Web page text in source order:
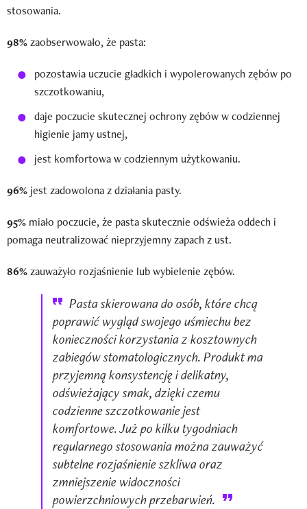
stosowania.
98%zaobserwowało, że pasta:
pozostawia uczucie gładkich i wypolerowanych zębów po
szczotkowaniu,
daje poczucie skutecznej ochrony zębów w codziennej
higienie jamy ustnej,
jest komfortowa w codziennym użytkowaniu.
96% jest zadowolona z działania pasty.
95% miało poczucie, że pasta skutecznie odświeża oddech i
pomaga neutralizować nieprzyjemny zapach z ust.
86%zauważyło rozjaśnienie lub wybielenie zębów.
Pasta skierowana do osób, które chcą
poprawić wygląd swojego uśmiechu bez
konieczności korzystania z kosztownych
zabiegów stomatologicznych. Produkt ma
przyjemną konsystencję i delikatny,
odświeżający smak, dzięki czemu
codzienne szczotkowanie jest
komfortowe. Już po kilku tygodniach
regularnego stosowania można zauważyć
subtelne rozjaśnienie szkliwa oraz
zmniejszenie widoczności
powierzchniowych przebarwień.